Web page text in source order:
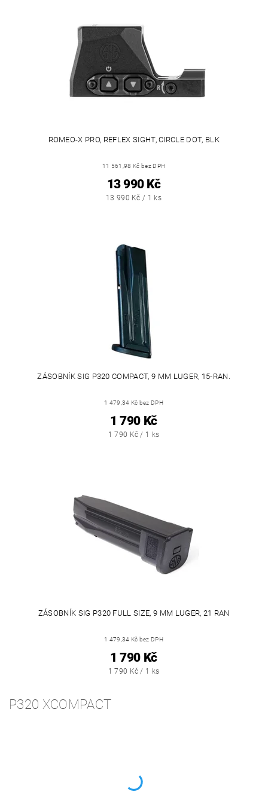
ROMEO-X PRO, REFLEX SIGHT, CIRCLE DOT, BLK
11 561,98 Kč bez DPH
13 990 Kč
13 990 Kč / 1 ks
ZÁSOBNÍK SIG P320 COMPACT, 9 MM LUGER, 15-RAN.
1 479,34 Kč bez DPH
1 790 Kč
1 790 Kč / 1 ks
ZÁSOBNÍK SIG P320 FULL SIZE, 9 MM LUGER, 21 RAN
1 479,34 Kč bez DPH
1 790 Kč
1 790 Kč / 1 ks
P320 XCOMPACT